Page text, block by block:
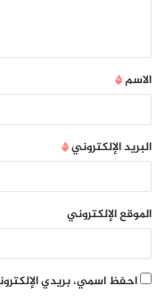
الاسم*
البريد الإلكتروني*
الموقع الإلكتروني
احفظ اسمي، بريدي